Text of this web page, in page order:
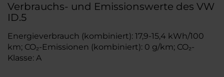
Verbrauchs- und Emissionswerte des VW
ID.5
Energieverbrauch (kombiniert): 17,9-15,4 kWh/100
km; CO₂-Emissionen (kombiniert): 0 g/km; CO₂-
Klasse: A